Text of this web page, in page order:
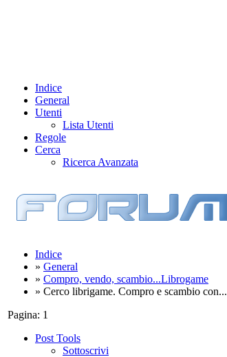
Indice
General
Utenti
Lista Utenti
Regole
Cerca
Ricerca Avanzata
Indice
» General
» Compro, vendo, scambio...Librogame
» Cerco librigame. Compro e scambio con...
Pagina: 1
Post Tools
Sottoscrivi